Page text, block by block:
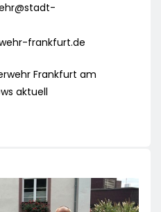
frankfurt.de
Frankfurt am
aktuell